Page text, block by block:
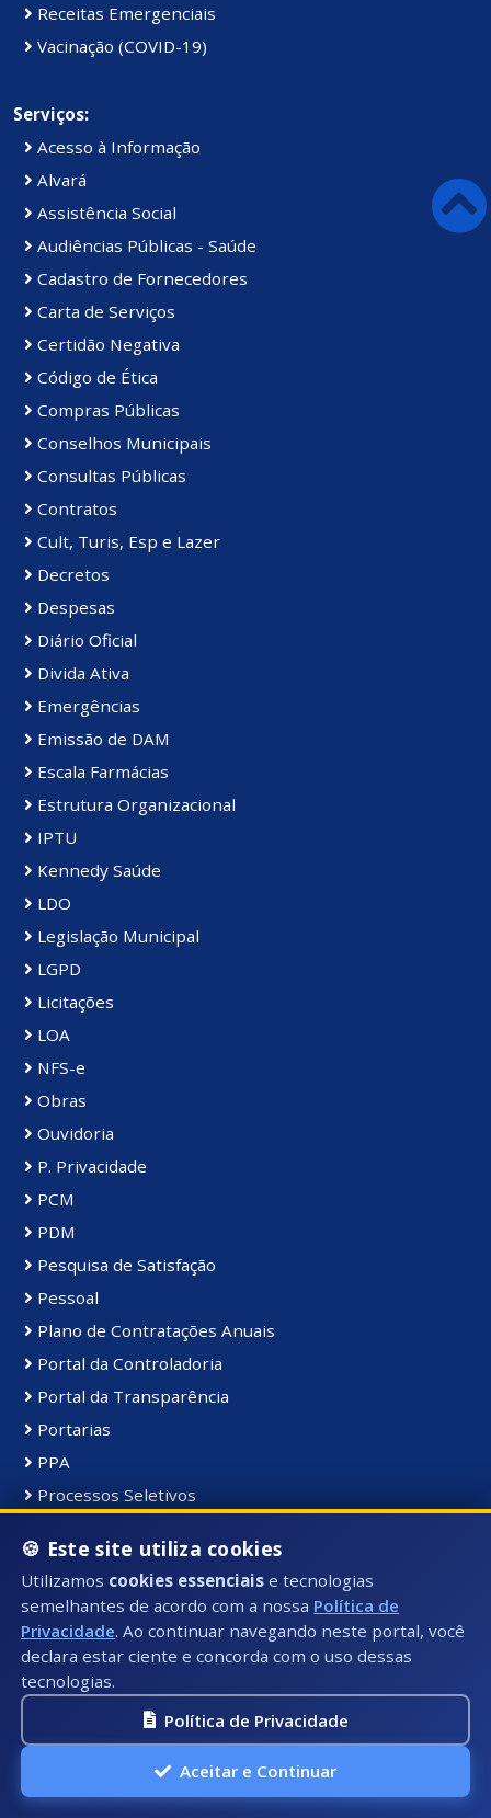
Receitas Emergenciais
Vacinação (COVID-19)
Serviços:
Acesso à Informação
Alvará
Assistência Social
Audiências Públicas - Saúde
Cadastro de Fornecedores
Carta de Serviços
Certidão Negativa
Código de Ética
Compras Públicas
Conselhos Municipais
Consultas Públicas
Contratos
Cult, Turis, Esp e Lazer
Decretos
Despesas
Diário Oficial
Divida Ativa
Emergências
Emissão de DAM
Escala Farmácias
Estrutura Organizacional
IPTU
Kennedy Saúde
LDO
Legislação Municipal
LGPD
Licitações
LOA
NFS-e
Obras
Ouvidoria
P. Privacidade
PCM
PDM
Pesquisa de Satisfação
Pessoal
Plano de Contratações Anuais
Portal da Controladoria
Portal da Transparência
Portarias
PPA
Processos Seletivos
PRODES
Protocolo
Publicações
Recursos Humanos
Validar CND
🍪 Este site utiliza cookies
Utilizamos cookies essenciais e tecnologias
semelhantes de acordo com a nossa Política de
Privacidade. Ao continuar navegando neste portal, você
declara estar ciente e concorda com o uso dessas
tecnologias.
Política de Privacidade
Aceitar e Continuar